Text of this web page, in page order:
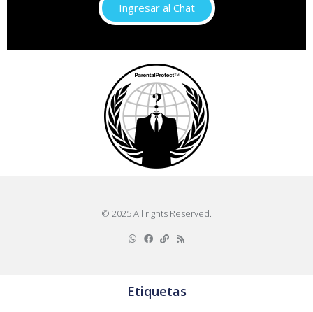
Ingresar al Chat
© 2025 All rights Reserved.
Etiquetas